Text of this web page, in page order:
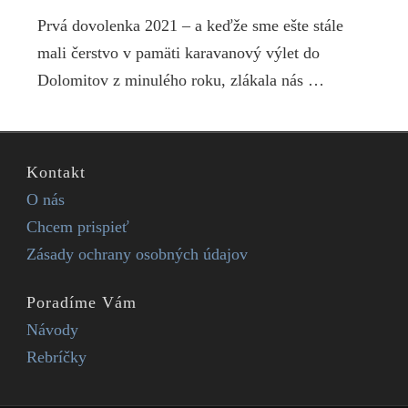
Prvá dovolenka 2021 – a keďže sme ešte stále
mali čerstvo v pamäti karavanový výlet do
Dolomitov z minulého roku, zlákala nás …
Kontakt
O nás
Chcem prispieť
Zásady ochrany osobných údajov
Poradíme Vám
Návody
Rebríčky